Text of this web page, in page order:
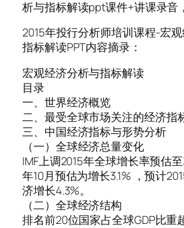
析与指标解读ppt课件+讲课录音，
2015年投行分析师培训课程-宏
指标解读PPT内容摘录：
宏观经济分析与指标解读
目录
一、世界经济概览
二、最受全球市场关注的经济指
三、中国经济指标与形势分析
（一）全球经济总量变化
IMF上调2015年全球增长率预估
年10月预估为增长3.1% ，预计
济增长4.3%。
（二）全球经济结构
排名前20位国家占全球GDP比重